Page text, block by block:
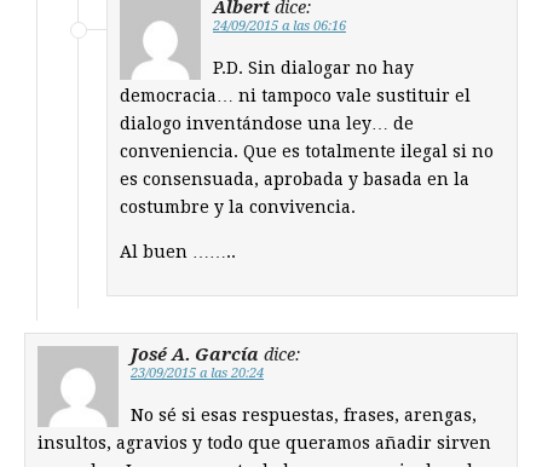
Albert dice:
24/09/2015 a las 06:16
P.D. Sin dialogar no hay
democracia… ni tampoco vale sustituir el
dialogo inventándose una ley… de
conveniencia. Que es totalmente ilegal si no
es consensuada, aprobada y basada en la
costumbre y la convivencia.
Al buen ……..
José A. García dice:
23/09/2015 a las 20:24
No sé si esas respuestas, frases, arengas,
insultos, agravios y todo que queramos añadir sirven